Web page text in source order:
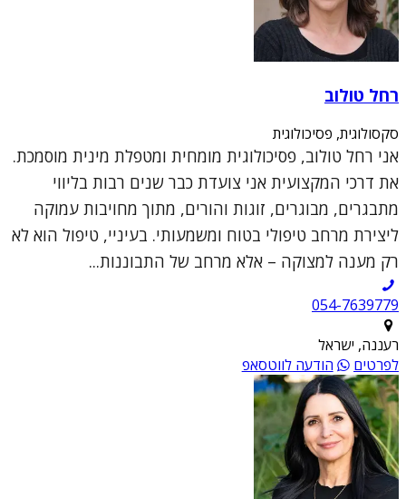
רחל טולוב
סקסולוגית, פסיכולוגית
אני רחל טולוב, פסיכולוגית מומחית ומטפלת מינית מוסמכת.
את דרכי המקצועית אני צועדת כבר שנים רבות בליווי
מתבגרים, מבוגרים, זוגות והורים, מתוך מחויבות עמוקה
ליצירת מרחב טיפולי בטוח ומשמעותי. בעיניי, טיפול הוא לא
רק מענה למצוקה – אלא מרחב של התבוננות...
054-7639779
רעננה, ישראל
לפרטים
הודעה לווטסאפ